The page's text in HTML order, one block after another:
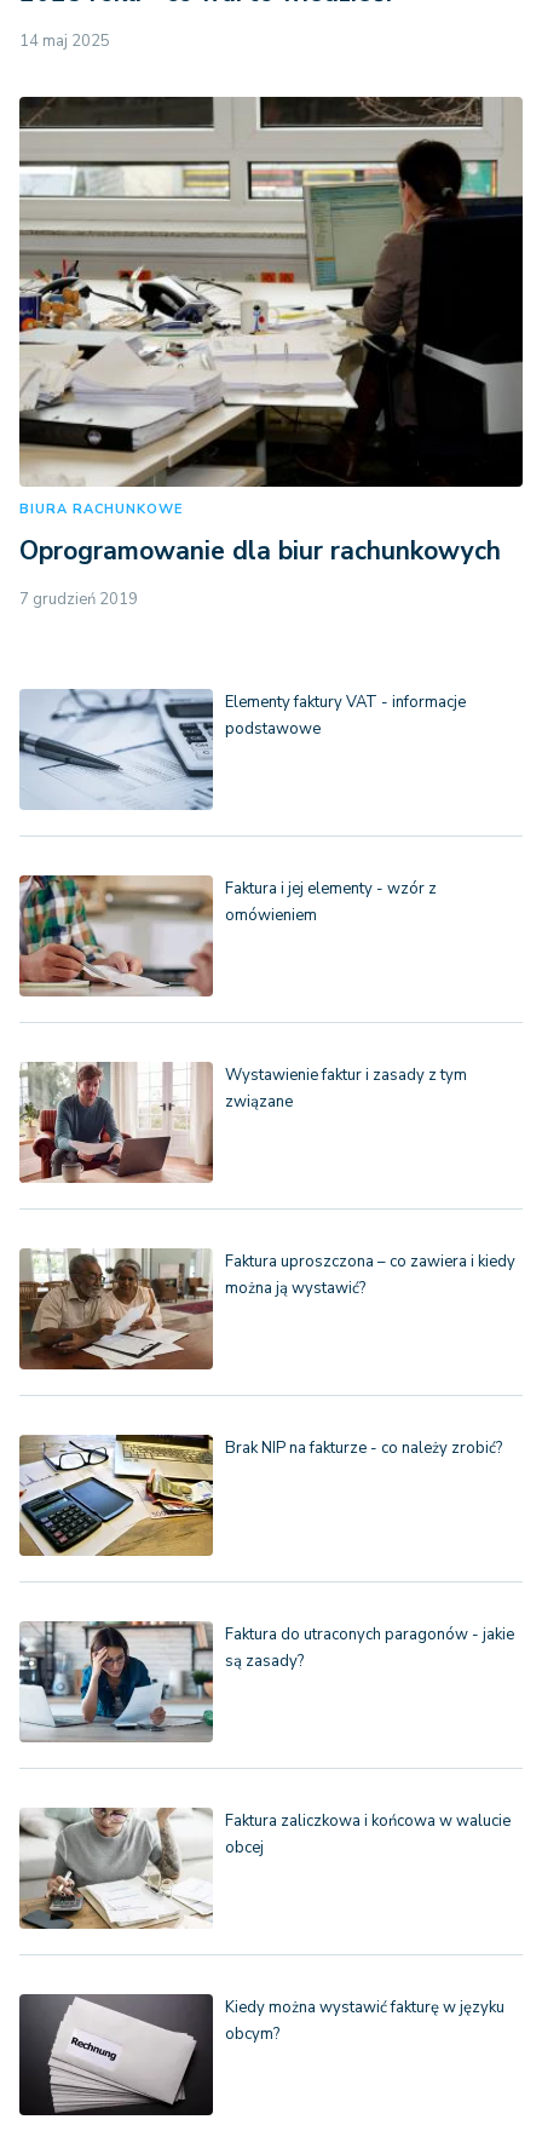
14 maj 2025
BIURA RACHUNKOWE
Oprogramowanie dla biur rachunkowych
7 grudzień 2019
Elementy faktury VAT - informacje
podstawowe
Faktura i jej elementy - wzór z
omówieniem
Wystawienie faktur i zasady z tym
związane
Faktura uproszczona – co zawiera i kiedy
można ją wystawić?
Brak NIP na fakturze - co należy zrobić?
Faktura do utraconych paragonów - jakie
są zasady?
Faktura zaliczkowa i końcowa w walucie
obcej
Kiedy można wystawić fakturę w języku
obcym?